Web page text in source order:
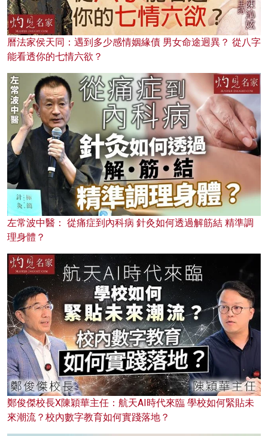
曆法家侯天同：遇到多少感情姻緣債 男女命途迥異？ 從八字
能看透你的七情六欲？
左常波中醫： 從痛症到內科病 針灸如何透過解筋結 精準調
理身體？
鄭俊傑校長X陳穎華主任：航天AI時代來臨 學校如何緊貼未
來潮流？校內數字教育如何實踐落地？